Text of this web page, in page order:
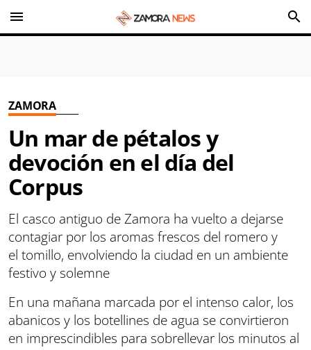
menu search
ZAMORA
Un mar de pétalos y
devoción en el día del
Corpus
El casco antiguo de Zamora ha vuelto a dejarse
contagiar por los aromas frescos del romero y
el tomillo, envolviendo la ciudad en un ambiente
festivo y solemne
En una mañana marcada por el intenso calor, los
abanicos y los botellines de agua se convirtieron
en imprescindibles para sobrellevar los minutos al